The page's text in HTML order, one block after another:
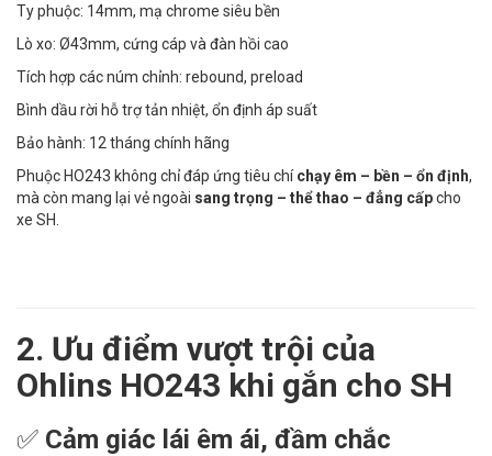
Ty phuộc: 14mm, mạ chrome siêu bền
Lò xo: Ø43mm, cứng cáp và đàn hồi cao
Tích hợp các núm chỉnh: rebound, preload
Bình dầu rời hỗ trợ tản nhiệt, ổn định áp suất
Bảo hành: 12 tháng chính hãng
Phuộc HO243 không chỉ đáp ứng tiêu chíchạy êm – bền – ổn định,
mà còn mang lại vẻ ngoài sang trọng – thể thao – đẳng cấpcho
xe SH.
2. Ưu điểm vượt trội của
Ohlins HO243 khi gắn cho SH
✅ Cảm giác lái êm ái, đầm chắc